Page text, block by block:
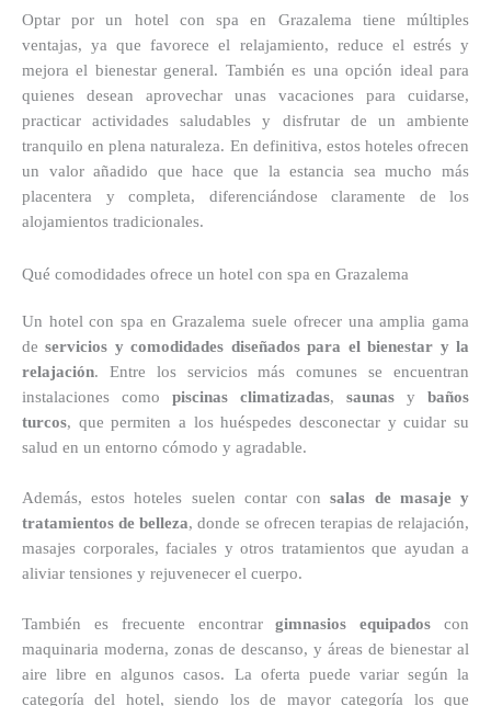
Optar por un hotel con spa en Grazalema tiene múltiples
ventajas, ya que favorece el relajamiento, reduce el estrés y
mejora el bienestar general. También es una opción ideal para
quienes desean aprovechar unas vacaciones para cuidarse,
practicar actividades saludables y disfrutar de un ambiente
tranquilo en plena naturaleza. En definitiva, estos hoteles ofrecen
un valor añadido que hace que la estancia sea mucho más
placentera y completa, diferenciándose claramente de los
alojamientos tradicionales.
Qué comodidades ofrece un hotel con spa en Grazalema
Un hotel con spa en Grazalema suele ofrecer una amplia gama
deservicios y comodidades diseñados para el bienestar y la
relajación. Entre los servicios más comunes se encuentran
instalaciones como piscinas climatizadas, saunas y baños
turcos, que permiten a los huéspedes desconectar y cuidar su
salud en un entorno cómodo y agradable.
Además, estos hoteles suelen contar consalas de masaje y
tratamientos de belleza, donde se ofrecen terapias de relajación,
masajes corporales, faciales y otros tratamientos que ayudan a
aliviar tensiones y rejuvenecer el cuerpo.
También es frecuente encontrargimnasios equipados con
maquinaria moderna, zonas de descanso, y áreas de bienestar al
aire libre en algunos casos. La oferta puede variar según la
categoría del hotel, siendo los de mayor categoría los que